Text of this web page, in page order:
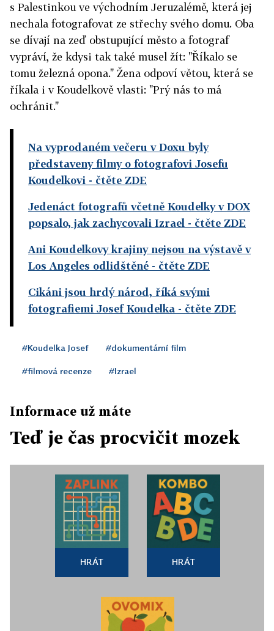
s Palestinkou ve východním Jeruzalémě, která jej
nechala fotografovat ze střechy svého domu. Oba
se dívají na zeď obstupující město a fotograf
vypráví, že kdysi tak také musel žít: "Říkalo se
tomu železná opona." Žena odpoví větou, která se
říkala i v Koudelkově vlasti: "Prý nás to má
ochránit."
Na vyprodaném večeru v Doxu byly
představeny filmy o fotografovi Josefu
Koudelkovi - čtěte ZDE
Jedenáct fotografů včetně Koudelky v DOX
popsalo, jak zachycovali Izrael - čtěte ZDE
Ani Koudelkovy krajiny nejsou na výstavě v
Los Angeles odlidštěné - čtěte ZDE
Cikáni jsou hrdý národ, říká svými
fotografiemi Josef Koudelka - čtěte ZDE
#Koudelka Josef #dokumentární film
#filmová recenze #Izrael
Informace už máte
Teď je čas procvičit mozek
HRÁT HRÁT